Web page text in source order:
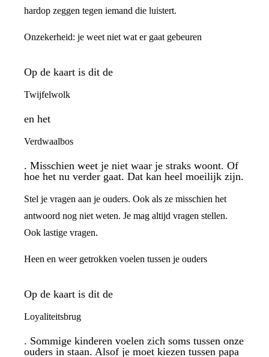
hardop zeggen tegen iemand die luistert.
Onzekerheid: je weet niet wat er gaat gebeuren
Op de kaart is dit de
Twijfelwolk
en het
Verdwaalbos
. Misschien weet je niet waar je straks woont. Of
hoe het nu verder gaat. Dat kan heel moeilijk zijn.
Stel je vragen aan je ouders. Ook als ze misschien het
antwoord nog niet weten. Je mag altijd vragen stellen.
Ook lastige vragen.
Heen en weer getrokken voelen tussen je ouders
Op de kaart is dit de
Loyaliteitsbrug
. Sommige kinderen voelen zich soms tussen onze
ouders in staan. Alsof je moet kiezen tussen papa